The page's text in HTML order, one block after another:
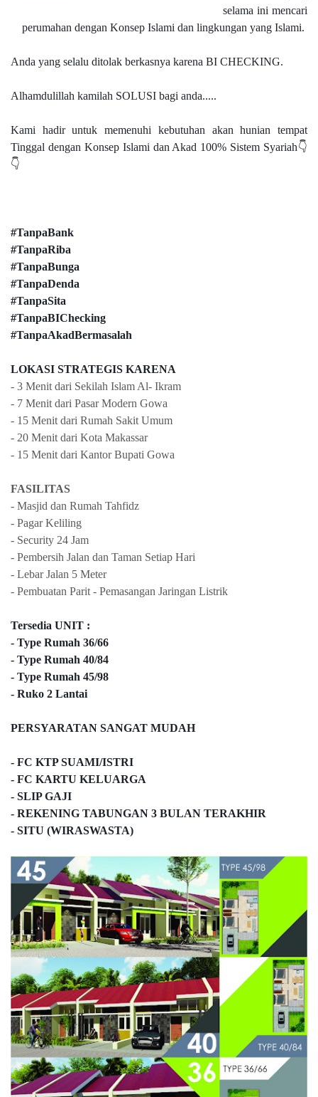
selama ini mencari
perumahan dengan Konsep Islami dan lingkungan yang Islami.
Anda yang selalu ditolak berkasnya karena BI CHECKING.
Alhamdulillah kamilah SOLUSI bagi anda.....
Kami hadir untuk memenuhi kebutuhan akan hunian tempat
Tinggal dengan Konsep Islami dan Akad 100% Sistem Syariah👇
👇
#TanpaBank
#TanpaRiba
#TanpaBunga
#TanpaDenda
#TanpaSita
#TanpaBIChecking
#TanpaAkadBermasalah
LOKASI STRATEGIS KARENA
- 3 Menit dari Sekilah Islam Al- Ikram
- 7 Menit dari Pasar Modern Gowa
- 15 Menit dari Rumah Sakit Umum
- 20 Menit dari Kota Makassar
- 15 Menit dari Kantor Bupati Gowa
FASILITAS
- Masjid dan Rumah Tahfidz
- Pagar Keliling
- Security 24 Jam
- Pembersih Jalan dan Taman Setiap Hari
- Lebar Jalan 5 Meter
- Pembuatan Parit - Pemasangan Jaringan Listrik
Tersedia UNIT :
- Type Rumah 36/66
- Type Rumah 40/84
- Type Rumah 45/98
- Ruko 2 Lantai
PERSYARATAN SANGAT MUDAH
- FC KTP SUAMI/ISTRI
- FC KARTU KELUARGA
- SLIP GAJI
- REKENING TABUNGAN 3 BULAN TERAKHIR
- SITU (WIRASWASTA)